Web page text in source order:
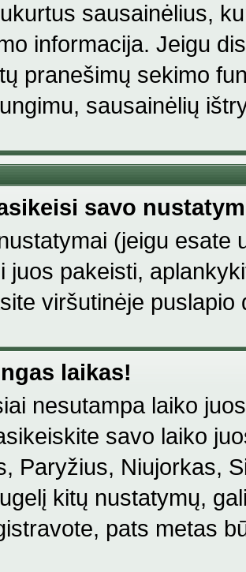
sausainėlius,
informacija. Jeigu
pranešimų sekimo
sausainėlių
savo
(jeigu esate
juos pakeisti,
viršutinėje
laikas!
nesutampa laiko
savo laiko
Paryžius, Niujorkas,
kitų nustatymų,
pats metas